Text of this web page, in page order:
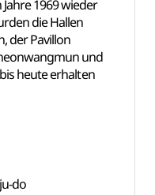
1969 wieder
die Hallen
der Pavillon
und
heute erhalten
do